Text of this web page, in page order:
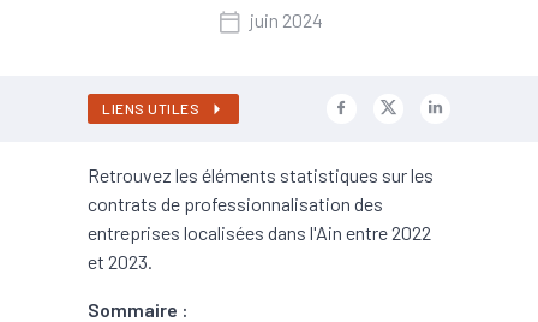
juin 2024
LIENS UTILES
Retrouvez les éléments statistiques sur les
contrats de professionnalisation des
entreprises localisées dans l'Ain entre 2022
et 2023.
Sommaire :